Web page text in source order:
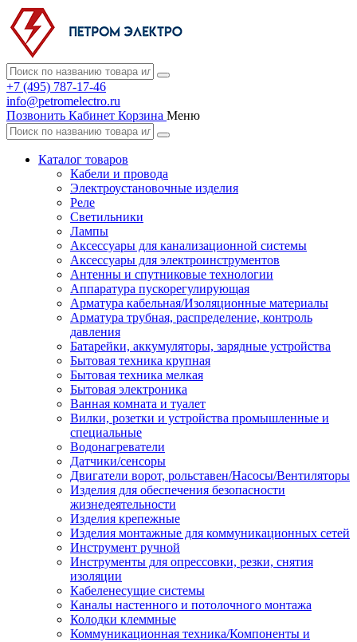
+7 (495) 787-17-46
info@petromelectro.ru
Позвонить Кабинет Корзина Меню
Каталог товаров
Кабели и провода
Электроустановочные изделия
Реле
Светильники
Лампы
Аксессуары для канализационной системы
Аксессуары для электроинструментов
Антенны и спутниковые технологии
Аппаратура пускорегулирующая
Арматура кабельная/Изоляционные материалы
Арматура трубная, распределение, контроль
давления
Батарейки, аккумуляторы, зарядные устройства
Бытовая техника крупная
Бытовая техника мелкая
Бытовая электроника
Ванная комната и туалет
Вилки, розетки и устройства промышленные и
специальные
Водонагреватели
Датчики/сенсоры
Двигатели ворот, рольставен/Насосы/Вентиляторы
Изделия для обеспечения безопасности
жизнедеятельности
Изделия крепежные
Изделия монтажные для коммуникационных сетей
Инструмент ручной
Инструменты для опрессовки, резки, снятия
изоляции
Кабеленесущие системы
Каналы настенного и потолочного монтажа
Колодки клеммные
Коммуникационная техника/Компоненты и